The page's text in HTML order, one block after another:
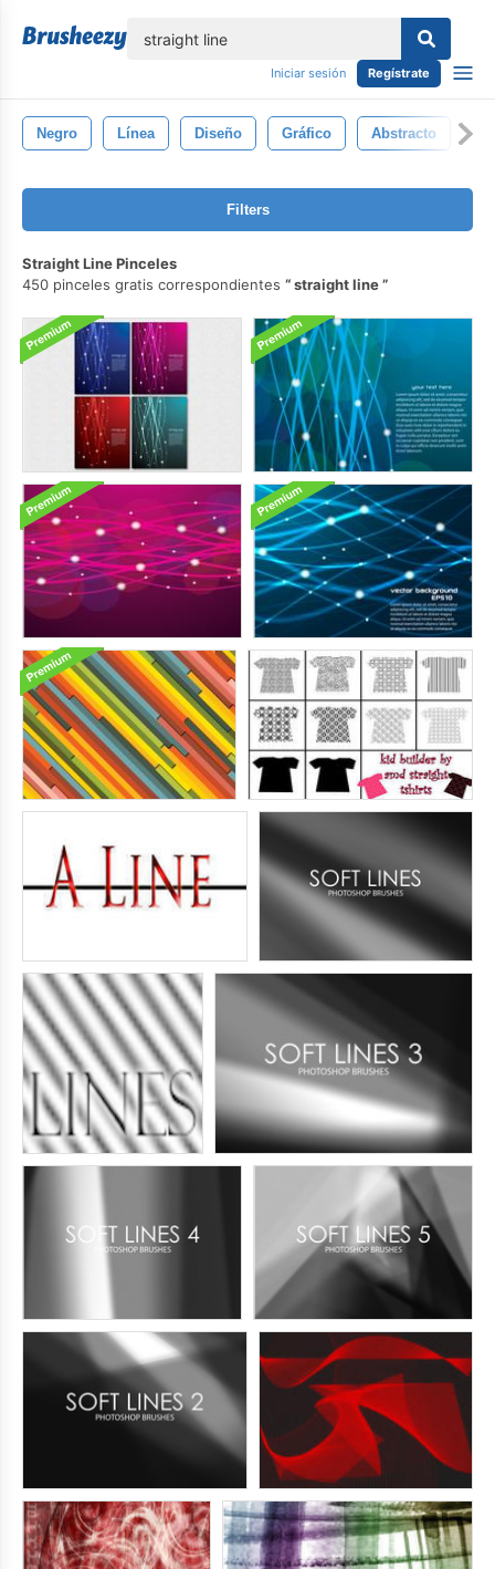
Iniciar sesión Regístrate
Negro Línea Diseño Gráfico Abstracto
Filters
Straight Line Pinceles
450 pinceles gratis correspondientes
straight line